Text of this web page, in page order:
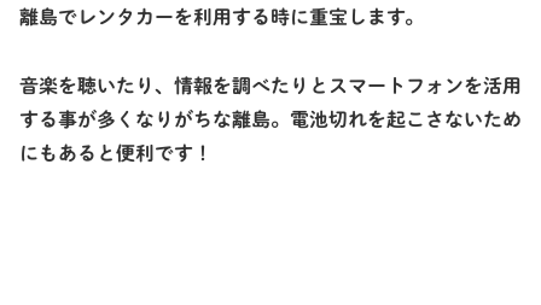
離島でレンタカーを利用する時に重宝します。
音楽を聴いたり、情報を調べたりとスマートフォンを活用
する事が多くなりがちな離島。電池切れを起こさないため
にもあると便利です！